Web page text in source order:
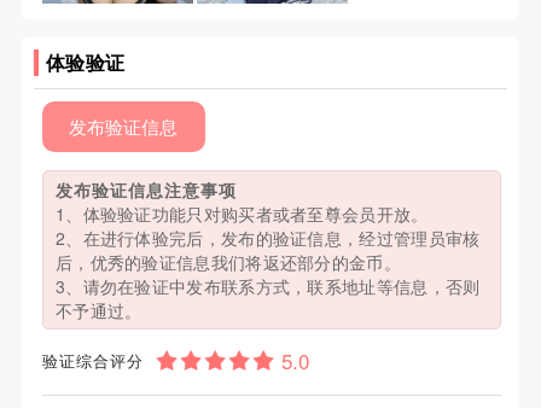
体验验证
发布验证信息
发布验证信息注意事项
1、体验验证功能只对购买者或者至尊会员开放。
2、在进行体验完后，发布的验证信息，经过管理员审核
后，优秀的验证信息我们将返还部分的金币。
3、请勿在验证中发布联系方式，联系地址等信息，否则
不予通过。
验证综合评分